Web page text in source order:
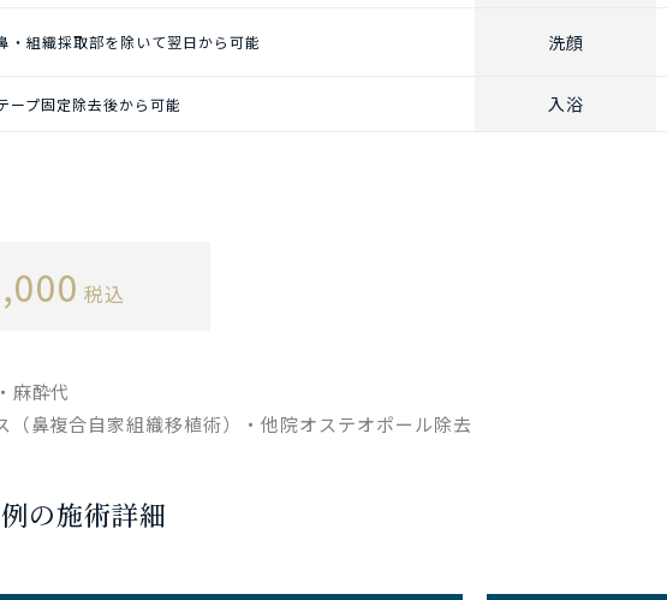
・組織採取部を除いて翌日から可能 洗顔
ープ固定除去後から可能 入浴
税込
麻酔代
（鼻複合自家組織移植術）・他院オステオポール除去
の施術詳細